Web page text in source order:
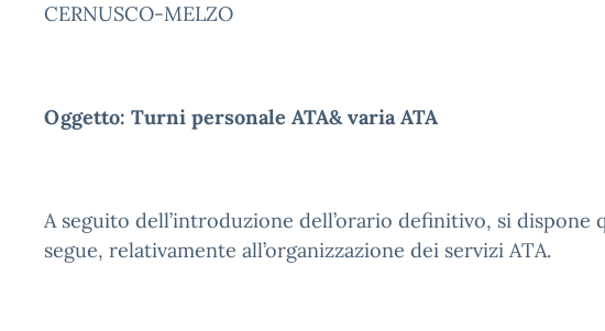
CERNUSCO-MELZO
Oggetto: Turni personale ATA& varia ATA
A seguito dell’introduzione dell’orario definitivo, si dispone
segue, relativamente all’organizzazione dei servizi ATA.